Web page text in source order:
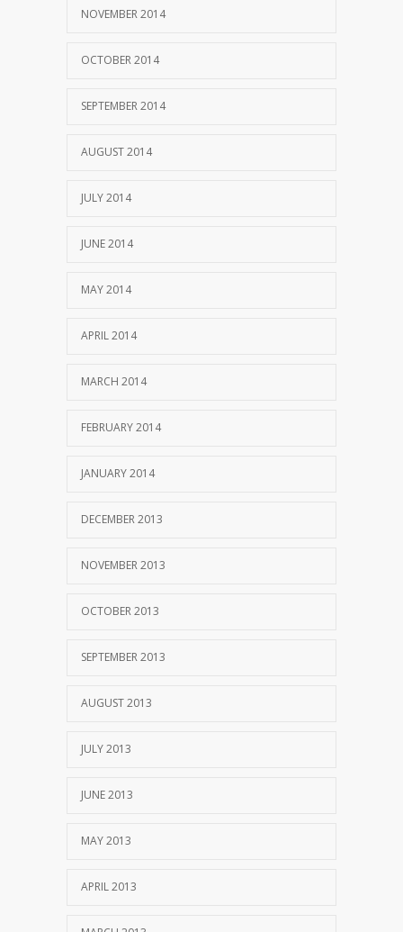
NOVEMBER 2014
OCTOBER 2014
SEPTEMBER 2014
AUGUST 2014
JULY 2014
JUNE 2014
MAY 2014
APRIL 2014
MARCH 2014
FEBRUARY 2014
JANUARY 2014
DECEMBER 2013
NOVEMBER 2013
OCTOBER 2013
SEPTEMBER 2013
AUGUST 2013
JULY 2013
JUNE 2013
MAY 2013
APRIL 2013